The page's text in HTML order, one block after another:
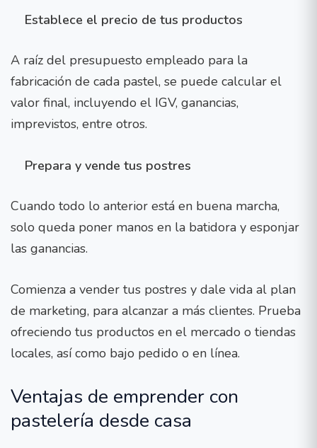
Establece el precio de tus productos
A raíz del presupuesto empleado para la
fabricación de cada pastel, se puede calcular el
valor final, incluyendo el IGV, ganancias,
imprevistos, entre otros.
Prepara y vende tus postres
Cuando todo lo anterior está en buena marcha,
solo queda poner manos en la batidora y esponjar
las ganancias.
Comienza a vender tus postres y dale vida al plan
de marketing, para alcanzar a más clientes. Prueba
ofreciendo tus productos en el mercado o tiendas
locales, así como bajo pedido o en línea.
Ventajas de emprender con
pastelería desde casa